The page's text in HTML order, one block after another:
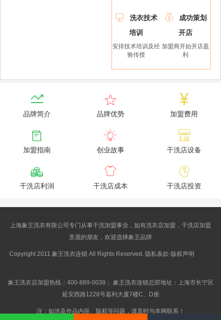

洗衣技术
培训
安排技术培训及经
验传授

成功策划
开店
加盟商开始开店盈
利

品牌简介

品牌优势

加盟费用

加盟指南

创业故事

干洗店设备

干洗店利润

干洗店成本

干洗店投资
上海象王洗衣有限公司专门从事干洗加盟事业，如有洗衣店加盟，干洗店加盟
意愿的朋友，欢迎选择象王品牌
Copyright 2011 象王洗衣连锁 All Rights Reserved. 隐私条款-版权声明
象王洗衣店加盟热线：400-889-0038； 象王洗衣连锁总部地址：上海市长宁区
延安西路1228号嘉利大厦7楼C、D座
注：如涉及作品内容、版权等问题，请及时与本网联系！